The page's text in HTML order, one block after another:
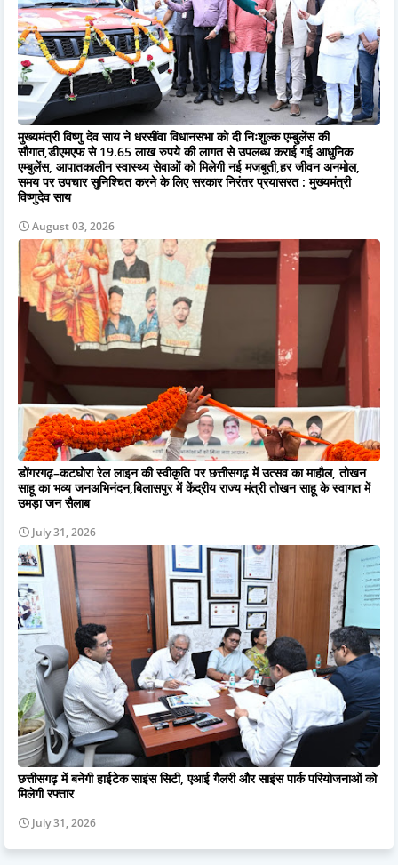
मुख्यमंत्री विष्णु देव साय ने धरसींवा विधानसभा को दी निःशुल्क एम्बुलेंस की
सौगात,डीएमएफ से 19.65 लाख रुपये की लागत से उपलब्ध कराई गई आधुनिक
एम्बुलेंस, आपातकालीन स्वास्थ्य सेवाओं को मिलेगी नई मजबूती,हर जीवन अनमोल,
समय पर उपचार सुनिश्चित करने के लिए सरकार निरंतर प्रयासरत : मुख्यमंत्री
विष्णुदेव साय
August 03, 2026
डोंगरगढ़–कटघोरा रेल लाइन की स्वीकृति पर छत्तीसगढ़ में उत्सव का माहौल, तोखन
साहू का भव्य जनअभिनंदन,बिलासपुर में केंद्रीय राज्य मंत्री तोखन साहू के स्वागत में
उमड़ा जन सैलाब
July 31, 2026
छत्तीसगढ़ में बनेगी हाईटेक साइंस सिटी, एआई गैलरी और साइंस पार्क परियोजनाओं को
मिलेगी रफ्तार
July 31, 2026